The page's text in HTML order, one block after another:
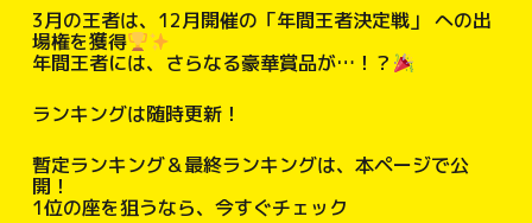
3月の王者は、12月開催の「年間王者決定戦」 への出
場権を獲得
年間王者には、さらなる豪華賞品が…！？
ランキングは随時更新！
暫定ランキング＆最終ランキングは、本ページで公
開！
1位の座を狙うなら、今すぐチェック